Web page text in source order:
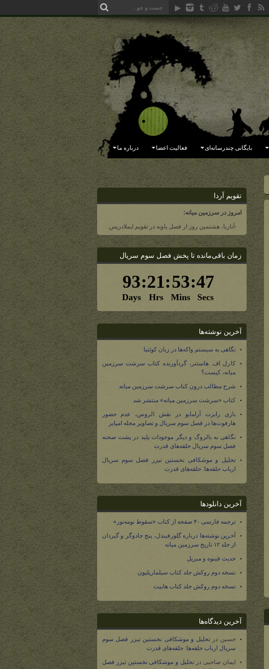
بایگانی چندرسانه‌ای فعالیت اعضا درباره ما
تقویم آردا
امروز در سرزمین میانه:
-آناریا، هشتمین روز از فصل یاویه در تقویم ایملادریس.
زمان باقی‌مانده تا پخش فصل سوم سریال
آخرین نوشته‌ها
نگاهی به سیستم واکه‌ها در زبان کوئنیا
کارل اف. هاستتر، گردآورنده کتاب سرشت سرزمین
میانه، کیست؟
شرح مطالب درون کتاب سرشت سرزمین میانه
کتاب «سرشت سرزمین میانه» منتشر شد
بازی رابرت آرامایو در نقش الروس، عدم حضور
هارفوت‌ها در فصل سوم سریال و تصاویر مجله امپایر
نگاهی به بالروگ و دیگر موجودات پلید در پشت صحنه
فصل سوم سریال حلقه‌های قدرت
تحلیل و موشکافی نخستین تیزر فصل سوم سریال
ارباب حلقه‌ها: حلقه‌های قدرت
آخرین دانلودها
ترجمه فارسی ۴۰ صفحه از کتاب «سقوط نومه‌نور»
آخرین نوشته‌ها درباره گلورفیندل، پنج جادوگر و گیردان
از جلد ۱۲ تاریخ سرزمین میانه
حدیث فینوه و میریل
نسخه دوم روکش جلد کتاب سیلماریلیون
نسخه دوم روکش جلد کتاب هابیت
آخرین دیدگاه‌ها
حسین درتحلیل و موشکافی نخستین تیزر فصل سوم
سریال ارباب حلقه‌ها: حلقه‌های قدرت
ایمان صاحبی درتحلیل و موشکافی نخستین تیزر فصل